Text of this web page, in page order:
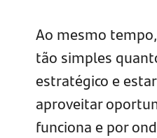
Ao mesmo
tão simples
estratégico e
aproveitar
funciona e por